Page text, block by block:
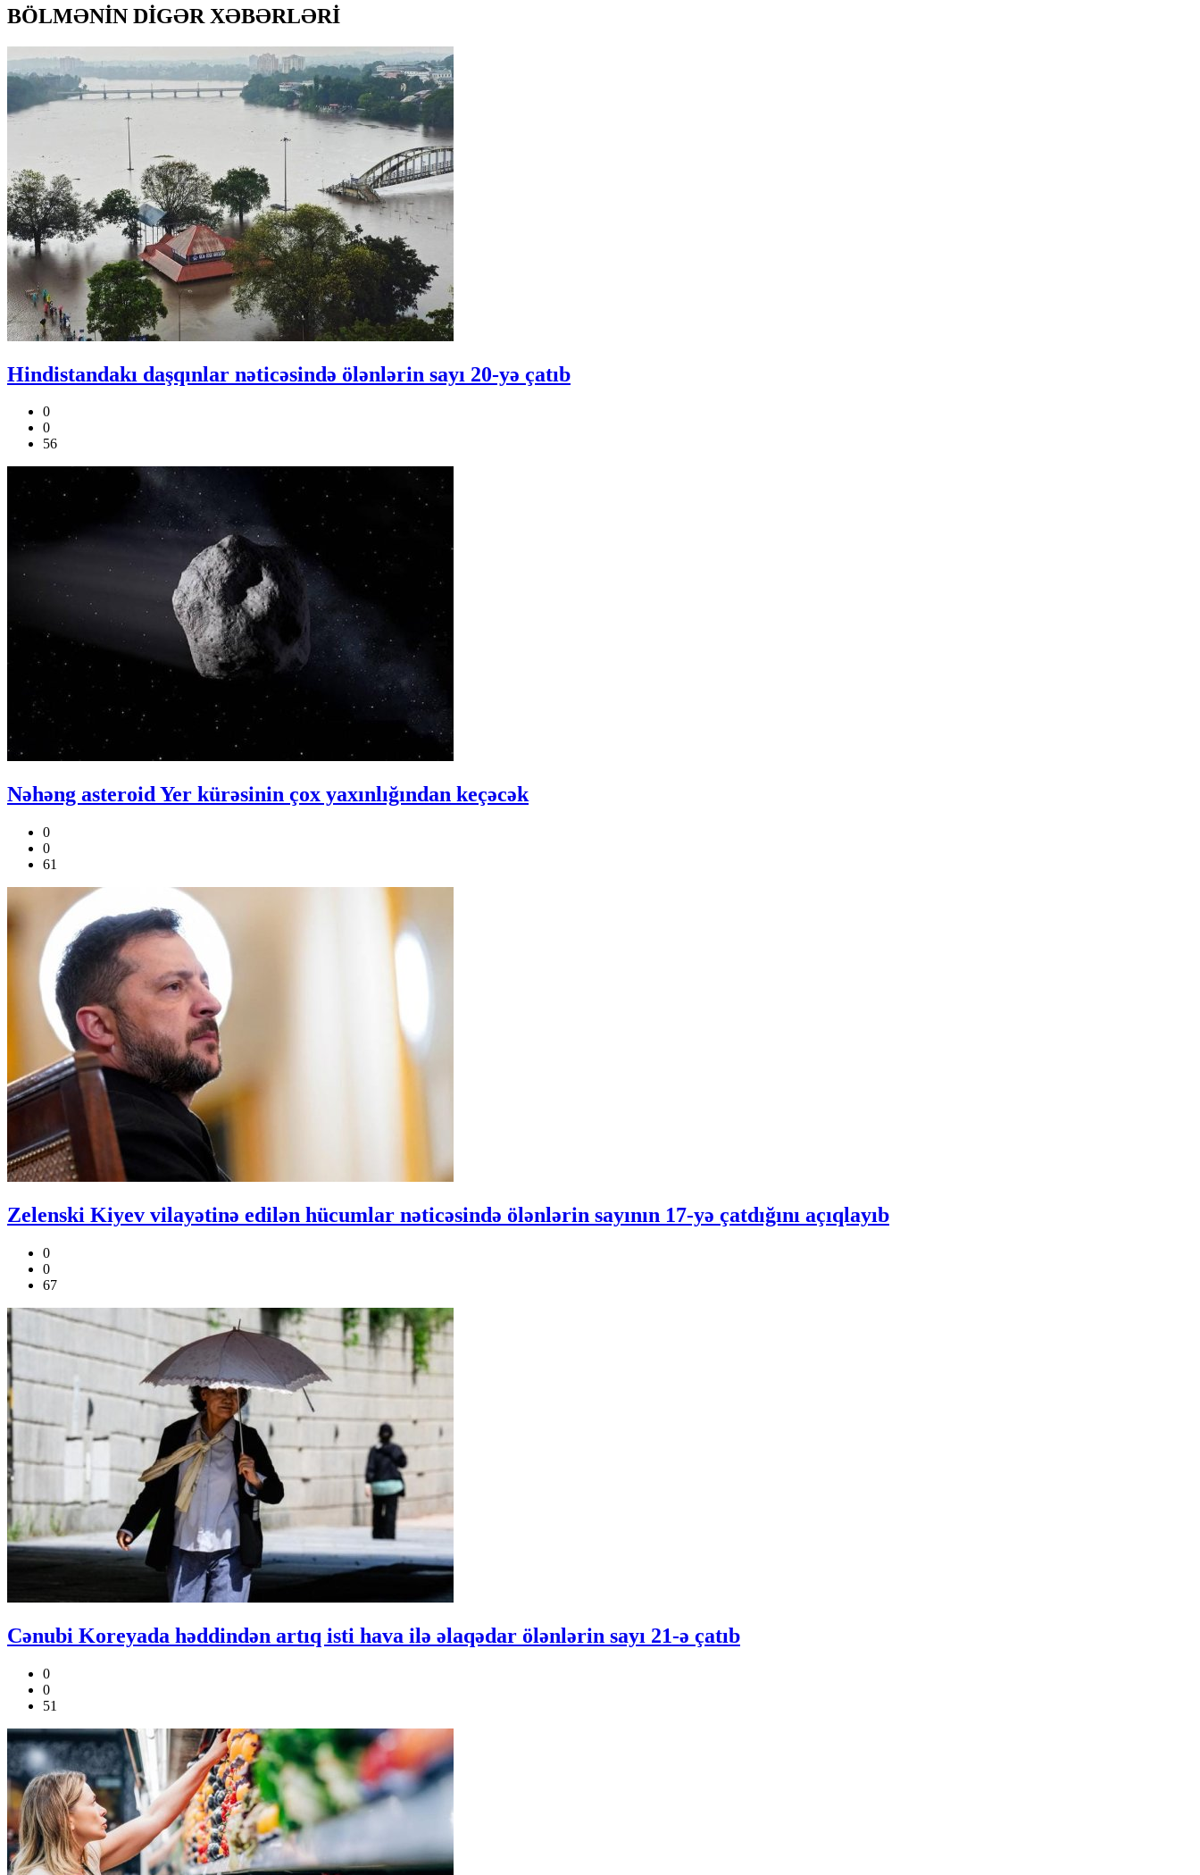
BÖLMƏNİN DİGƏR XƏBƏRLƏRİ
Hindistandakı daşqınlar nəticəsində ölənlərin sayı 20-yə çatıb
0
0
56
Nəhəng asteroid Yer kürəsinin çox yaxınlığından keçəcək
0
0
61
Zelenski Kiyev vilayətinə edilən hücumlar nəticəsində ölənlərin sayının 17-yə çatdığını açıqlayıb
0
0
67
Cənubi Koreyada həddindən artıq isti hava ilə əlaqədar ölənlərin sayı 21-ə çatıb
0
0
51